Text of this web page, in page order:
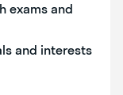
exams and
and interests